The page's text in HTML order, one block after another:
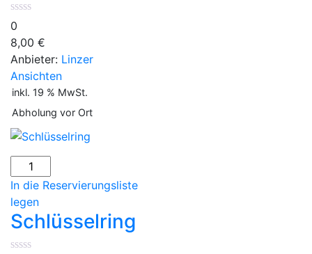
0
8,00 €
Anbieter: Linzer
Ansichten
inkl. 19 % MwSt.
Abholung vor Ort
Schlüsselring
Menge
In die Reservierungsliste
legen
Schlüsselring